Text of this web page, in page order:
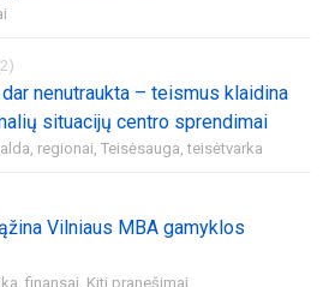
dar nenutraukta – teismus klaidina
situacijų centro sprendimai
regionai, Teisėsauga, teisėtvarka
Vilniaus MBA gamyklos
finansai, Kiti pranešimai